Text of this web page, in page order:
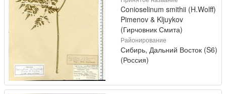
Conioselinum smithii (H.Wolff)
Pimenov & Kljuykov
(Гирчовник Смита)
Районирование
Сибирь, Дальний Восток (S6)
(Россия)